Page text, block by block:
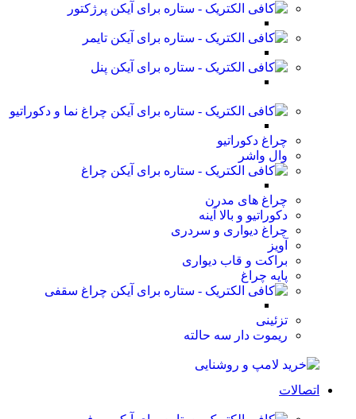
پرژکتور
تایمر
پنل
چراغ نما و دکوراتیو
چراغ دکوراتیو
وال واشر
چراغ
چراغ های مدرن
دکوراتیو و بالا آینه
چراغ دیواری و سردری
آویز
براکت و قاب دیواری
پایه چراغ
چراغ سقفی
تزئینی
ریموت دار سه حالته
اتصالات